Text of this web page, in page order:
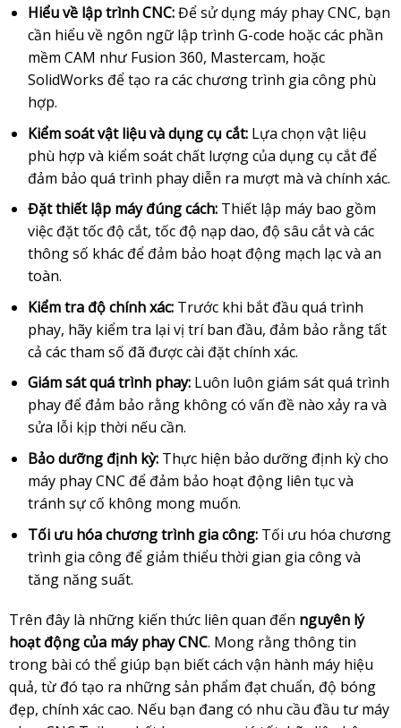
Hiểu về lập trình CNC:Để sử dụng máy phay CNC, bạn
cần hiểu về ngôn ngữ lập trình G-code hoặc các phần
mềm CAM như Fusion 360, Mastercam, hoặc
SolidWorks để tạo ra các chương trình gia công phù
hợp.
Kiểm soát vật liệu và dụng cụ cắt:Lựa chọn vật liệu
phù hợp và kiểm soát chất lượng của dụng cụ cắt để
đảm bảo quá trình phay diễn ra mượt mà và chính xác.
Đặt thiết lập máy đúng cách:Thiết lập máy bao gồm
việc đặt tốc độ cắt, tốc độ nạp dao, độ sâu cắt và các
thông số khác để đảm bảo hoạt động mạch lạc và an
toàn.
Kiểm tra độ chính xác:Trước khi bắt đầu quá trình
phay, hãy kiểm tra lại vị trí ban đầu, đảm bảo rằng tất
cả các tham số đã được cài đặt chính xác.
Giám sát quá trình phay:Luôn luôn giám sát quá trình
phay để đảm bảo rằng không có vấn đề nào xảy ra và
sửa lỗi kịp thời nếu cần.
Bảo dưỡng định kỳ:Thực hiện bảo dưỡng định kỳ cho
máy phay CNC để đảm bảo hoạt động liên tục và
tránh sự cố không mong muốn.
Tối ưu hóa chương trình gia công:Tối ưu hóa chương
trình gia công để giảm thiểu thời gian gia công và
tăng năng suất.
Trên đây là những kiến thức liên quan đến nguyên lý
hoạt động của máy phay CNC. Mong rằng thông tin
trong bài có thể giúp bạn biết cách vận hành máy hiệu
quả, từ đó tạo ra những sản phẩm đạt chuẩn, độ bóng
đẹp, chính xác cao. Nếu bạn đang có nhu cầu đầu tư máy